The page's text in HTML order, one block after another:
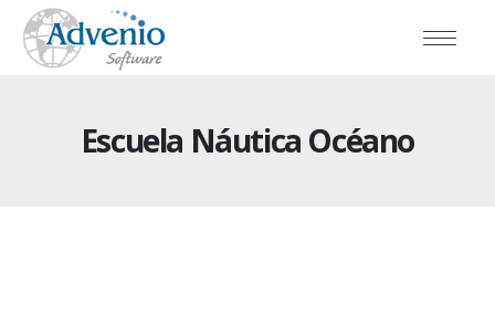
Escuela Náutica Océano